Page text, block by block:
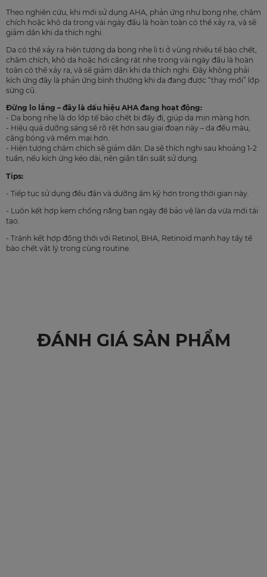
Theo nghiên cứu, khi mới sử dụng AHA, phản ứng như bong nhẹ, châm
chích hoặc khô da trong vài ngày đầu là hoàn toàn có thể xảy ra, và sẽ
giảm dần khi da thích nghi.
Da có thể xảy ra hiện tượng da bong nhẹ li ti ở vùng nhiều tế bào chết,
châm chích, khô da hoặc hơi căng rát nhẹ trong vài ngày đầu là hoàn
toàn có thể xảy ra, và sẽ giảm dần khi da thích nghi. Đây không phải
kích ứng đây là phản ứng bình thường khi da đang được “thay mới” lớp
sừng cũ.
Đừng lo lắng – đây là dấu hiệu AHA đang hoạt động:
- Da bong nhẹ là do lớp tế bào chết bị đẩy đi, giúp da mịn màng hơn.
- Hiệu quả dưỡng sáng sẽ rõ rệt hơn sau giai đoạn này – da đều màu,
căng bóng và mềm mại hơn.
- Hiện tượng châm chích sẽ giảm dần: Da sẽ thích nghi sau khoảng 1-2
tuần, nếu kích ứng kéo dài, nên giãn tần suất sử dụng.
Tips:
- Tiếp tục sử dụng đều đặn và dưỡng ẩm kỹ hơn trong thời gian này.
- Luôn kết hợp kem chống nắng ban ngày để bảo vệ làn da vừa mới tái
tạo.
- Tránh kết hợp đồng thời với Retinol, BHA, Retinoid mạnh hay tẩy tế
bào chết vật lý trong cùng routine.
ĐÁNH GIÁ SẢN PHẨM